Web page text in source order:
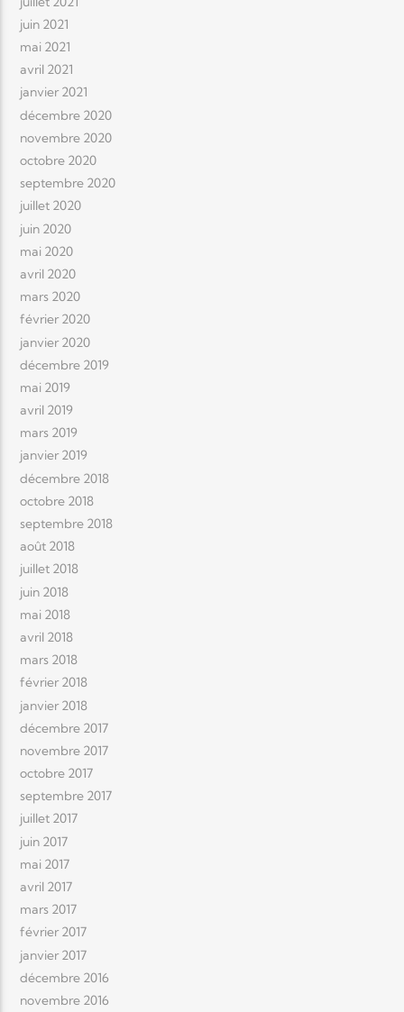
juin 2021
mai 2021
avril 2021
janvier 2021
décembre 2020
novembre 2020
octobre 2020
septembre 2020
juillet 2020
juin 2020
mai 2020
avril 2020
mars 2020
février 2020
janvier 2020
décembre 2019
mai 2019
avril 2019
mars 2019
janvier 2019
décembre 2018
octobre 2018
septembre 2018
août 2018
juillet 2018
juin 2018
mai 2018
avril 2018
mars 2018
février 2018
janvier 2018
décembre 2017
novembre 2017
octobre 2017
septembre 2017
juillet 2017
juin 2017
mai 2017
avril 2017
mars 2017
février 2017
janvier 2017
décembre 2016
novembre 2016